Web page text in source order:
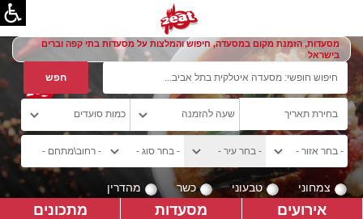
מסעדות, הזמנת מקום במסעדה, חיפוש והמלצות על מסעדות בתי קפה וברים
בישראל
צמחוני טבעוני כשר מהדרין
אירועים מסעדות מתכונים